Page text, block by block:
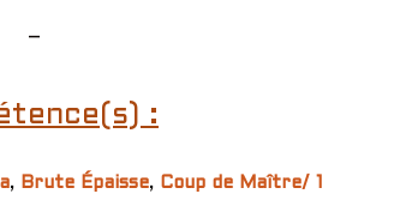
–
:
, Brute Épaisse, Coup de Maître/ 1